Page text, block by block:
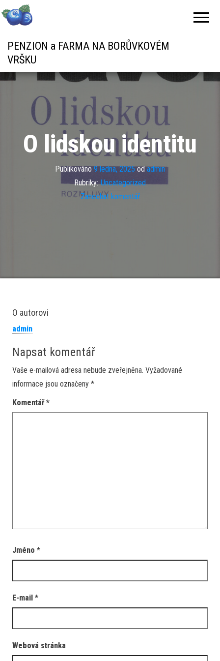
PENZION a FARMA NA BORŮVKOVÉM
VRŠKU
O lidskou identitu
Publikováno9 ledna, 2025odadmin
Rubriky: Uncategorized
Zanechat komentář
O autorovi
admin
Napsat komentář
Vaše e-mailová adresa nebude zveřejněna. Vyžadované
informace jsou označeny *
Komentář*
Jméno *
E-mail *
Webová stránka